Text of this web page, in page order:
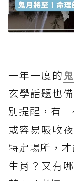
一年一度的
玄學話題也
別提醒，有
或容易吸收
特定場所，
生肖？又有